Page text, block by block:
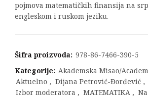
pojmova matematičkih finansija na
engleskom i ruskom jeziku.
Šifra proizvoda: 978-86-7466-390-5
Kategorije: Akademska Misao/
Aktuelno , Dijana Petrović-Đorđević ,
Izbor moderatora , MATEMATIKA ,